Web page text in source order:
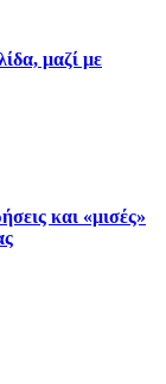
μαζί με
και «μισές»